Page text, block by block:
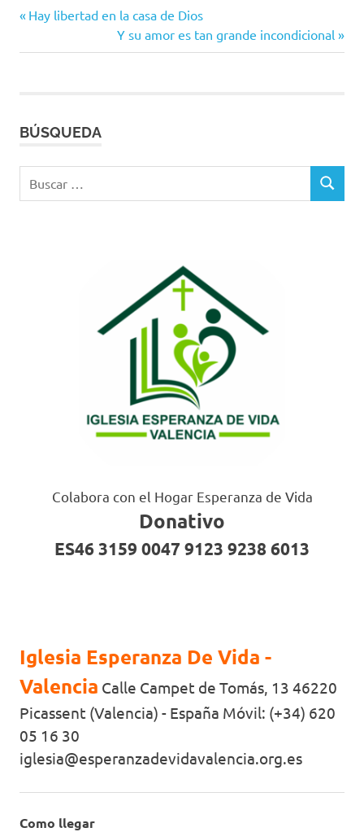
Navegación
de
Entrada
Hay libertad en la casa de Dios
Siguiente
entrada:
Y su amor es tan grande incondicional
BÚSQUEDA
BUSCAR
Colabora con el Hogar Esperanza de Vida
Donativo
ES46 3159 0047 9123 9238 6013
Iglesia Esperanza De Vida -
Valencia Calle Campet de Tomás, 13 46220
Picassent (Valencia) - España Móvil: (+34) 620
05 16 30
iglesia@esperanzadevidavalencia.org.es
Como llegar